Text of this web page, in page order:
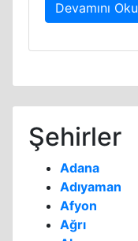
Devamını Oku
Şehirler
Adana
Adıyaman
Afyon
Ağrı